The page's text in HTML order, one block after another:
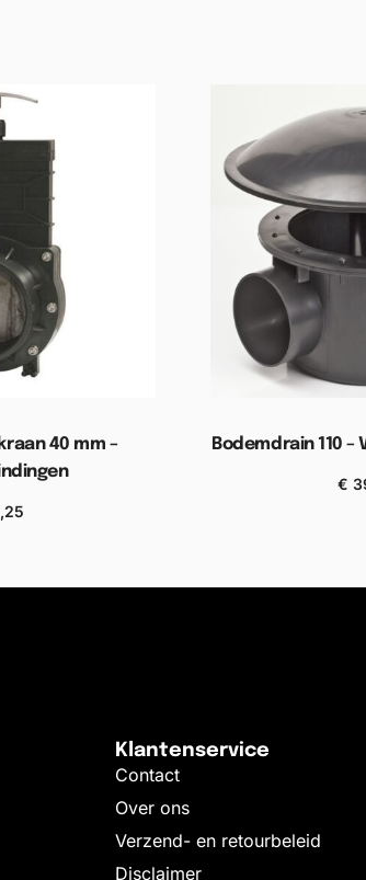
40 mm –
Bodemdrain 110
€
Klantenservice
Contact
Over ons
Verzend- en retourbeleid
Disclaimer